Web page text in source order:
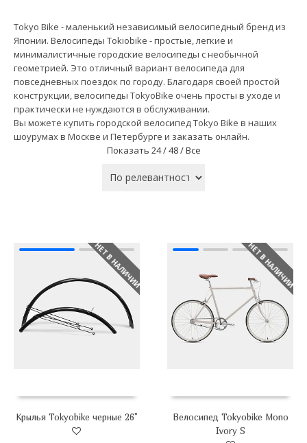
Tokyo Bike - маленький независимый велосипедный бренд из
Японии. Велосипеды Tokiobike - простые, легкие и
минималистичные городские велосипеды с необычной
геометрией. Это отличный вариант велосипеда для
повседневных поездок по городу. Благодаря своей простой
конструкции, велосипеды TokyoBike очень просты в уходе и
практически не нуждаются в обслуживании.
Вы можете купить городской велосипед Tokyo Bike в наших
шоурумах в Москве и Петербурге и заказать онлайн.
Показать 24 /48 /Все
НЕТ В НАЛИЧИИ
Крылья Tokyobike черные 26"
НЕТ В НАЛИЧИИ
Велосипед Tokyobike Mono
Ivory S